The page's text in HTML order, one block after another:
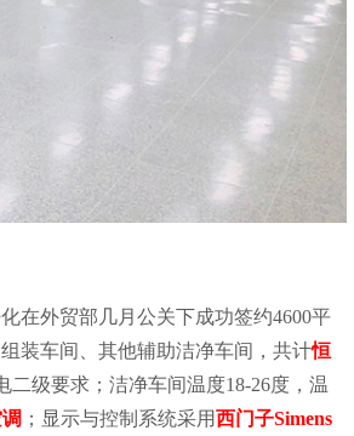
在外贸部几月公关下成功签约4600平
装车间、其他辅助洁净车间，共计恒
二级要求；洁净车间温度18-26度，温
；显示与控制系统采用西门子Simens